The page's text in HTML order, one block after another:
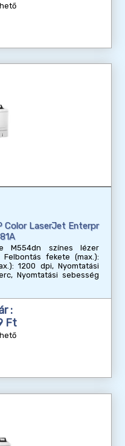
Color LaserJet Enterpr
M554dn színes lézer
fekete (max.):
1200 dpi, Nyomtatási
Nyomtatási sebesség
:
Ft